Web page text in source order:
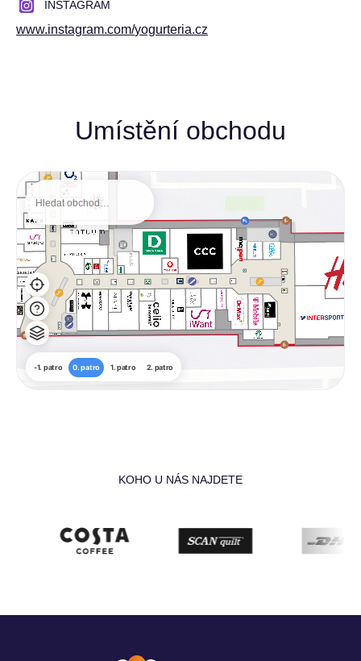
INSTAGRAM
www.instagram.com/yogurteria.cz
Umístění obchodu
-1. patro 0. patro 1. patro 2. patro
KOHO U NÁS NAJDETE